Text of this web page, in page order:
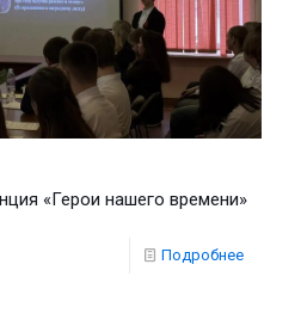
«Герои нашего времени»
Подробнее